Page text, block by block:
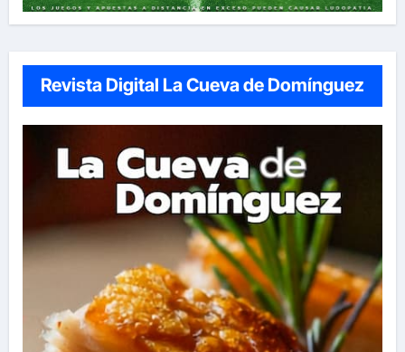
Revista Digital La Cueva de Domínguez